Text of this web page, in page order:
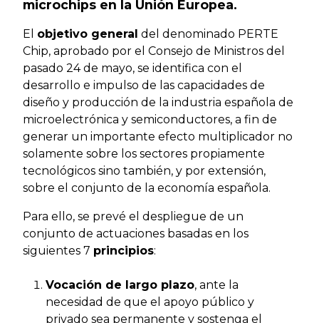
microchips en la Unión Europea.
El objetivo general del denominado PERTE
Chip, aprobado por el Consejo de Ministros del
pasado 24 de mayo, se identifica con el
desarrollo e impulso de las capacidades de
diseño y producción de la industria española de
microelectrónica y semiconductores, a fin de
generar un importante efecto multiplicador no
solamente sobre los sectores propiamente
tecnológicos sino también, y por extensión,
sobre el conjunto de la economía española.
Para ello, se prevé el despliegue de un
conjunto de actuaciones basadas en los
siguientes 7 principios:
Vocación de largo plazo, ante la
necesidad de que el apoyo público y
privado sea permanente y sostenga el